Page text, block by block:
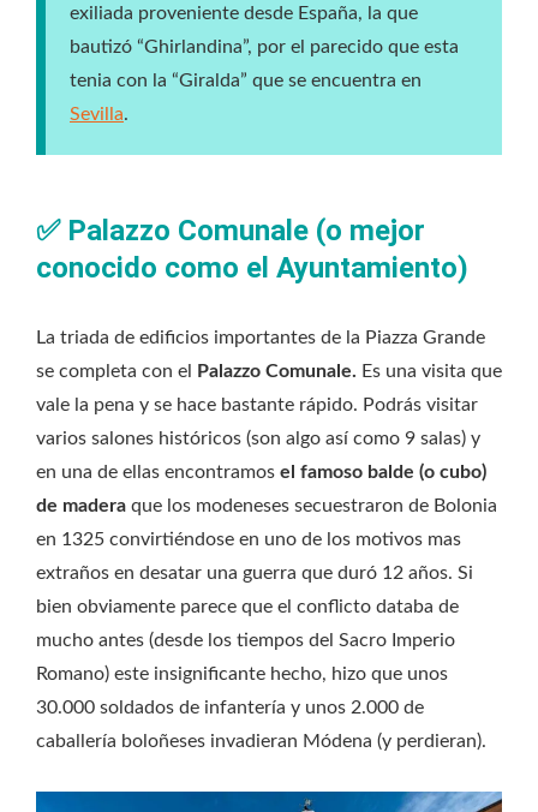
exiliada proveniente desde España, la que
bautizó “Ghirlandina”, por el parecido que esta
tenia con la “Giralda” que se encuentra en
Sevilla.
✅ Palazzo Comunale (o mejor
conocido como el Ayuntamiento)
La triada de edificios importantes de la Piazza Grande
se completa con el Palazzo Comunale. Es una visita que
vale la pena y se hace bastante rápido. Podrás visitar
varios salones históricos (son algo así como 9 salas) y
en una de ellas encontramos el famoso balde (o cubo)
de madera que los modeneses secuestraron de Bolonia
en 1325 convirtiéndose en uno de los motivos mas
extraños en desatar una guerra que duró 12 años. Si
bien obviamente parece que el conflicto databa de
mucho antes (desde los tiempos del Sacro Imperio
Romano) este insignificante hecho, hizo que unos
30.000 soldados de infantería y unos 2.000 de
caballería boloñeses invadieran Módena (y perdieran).